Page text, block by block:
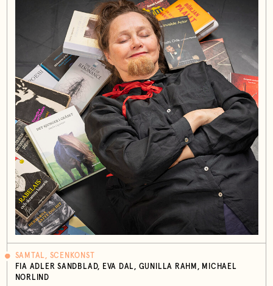
SAMTAL, SCENKONST
FIA ADLER SANDBLAD, EVA DAL, GUNILLA RAHM, MICHAEL
NORLIND